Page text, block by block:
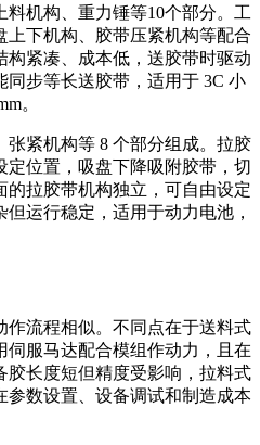
机构、重力锤等10个部分。工
下机构、胶带压紧机构等配合
紧凑、成本低，送胶带时驱动
步等长送胶带，适用于 3C 小
。
紧机构等 8 个部分组成。拉胶
位置，吸盘下降吸附胶带，切
的拉胶带机构独立，可自由设定
但运行稳定，适用于动力电池，
作流程相似。不同点在于送料式
服马达配合模组作动力，且在
胶长度短但精度受影响，拉料式
参数设置、设备调试和制造成本